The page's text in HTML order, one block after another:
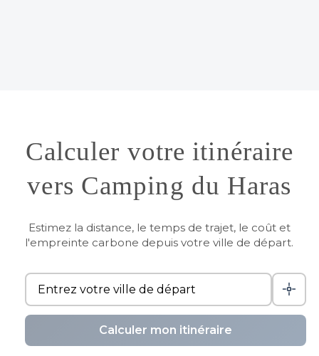
Calculer votre itinéraire
vers Camping du Haras
Estimez la distance, le temps de trajet, le coût et
l'empreinte carbone depuis votre ville de départ.
Calculer mon itinéraire